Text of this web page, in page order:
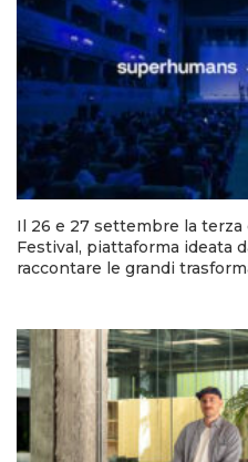
Il 26 e 27 settembre la
Festival, piattaforma ideata
raccontare le grandi